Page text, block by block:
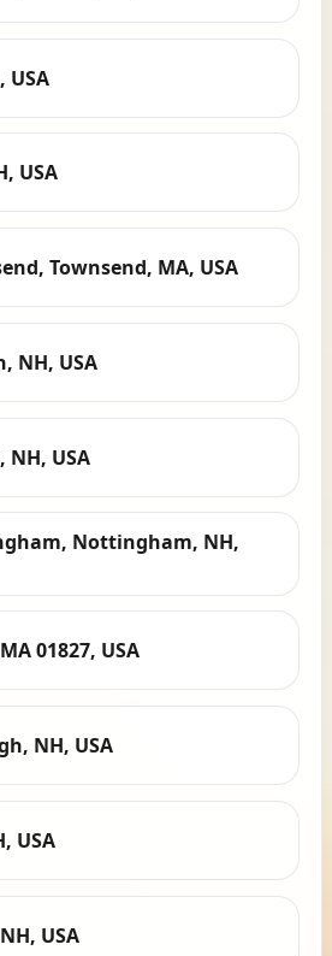
USA
USA
Townsend, MA, USA
NH, USA
USA
Nottingham, NH,
01827, USA
NH, USA
USA
USA